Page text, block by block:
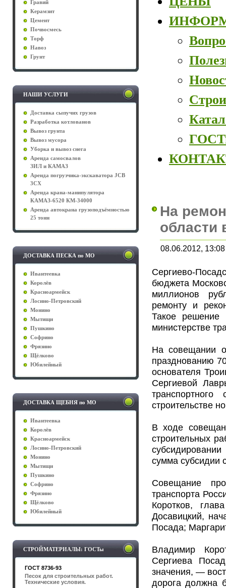
Гравий
Керамзит
Цемент
Почвосмесь
Торф
Навоз
Грунт
НАШИ УСЛУГИ
Доставка сыпучих грузов
Разработка котлованов
Вывоз грунта
Вывоз мусора
Уборка и вывоз снега
Аренда самосвалов
ЗИЛ и КАМАЗ
Аренда погрузчика-экскаватора JCB
3CX
Аренда крана-манипулятора
КАМАЗ-6520 КМ-34000
Аренда автокрана грузоподъёмностью
25 тонн
ДОСТАВКА ПЕСКА по МО
Ивантеевка
Королёв
Красноармейск
Лосино-Петровский
Монино
Мытищи
Пушкино
Софрино
Фрязино
Щёлково
Юбилейный
ДОСТАВКА ЩЕБНЯ по МО
Ивантеевка
Королёв
Красноармейск
Лосино-Петровский
Монино
Мытищи
Пушкино
Софрино
Фрязино
Щёлково
Юбилейный
СТРОЙМАТЕРИАЛЫ: ГОСТы
ГОСТ 8736-93
Песок для строительных работ.
Технические условия.
На
области
08.06.2012,
Сергиево-
бюджета
миллионов
ремонту и
Такое
министерстве
На совещании
празднованию
основателя
Сергиевой
строительстве
В ходе
строительных
сумма субсидии
Совещание
транспорта
Коротков,
Досавицкий,
Посада;
Владимир
Сергиева
значения, —
дорога должна